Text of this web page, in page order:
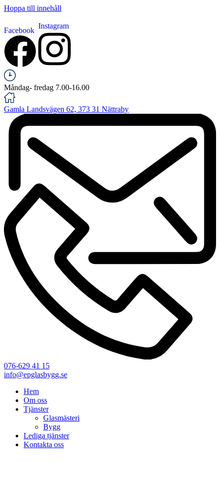
Hoppa till innehåll
Facebook
Instagram
Måndag- fredag 7.00-16.00
Gamla Landsvägen 62, 373 31 Nättraby
076-629 41 15
info@epglasbygg.se
Hem
Om oss
Tjänster
Glasmästeri
Bygg
Lediga tjänster
Kontakta oss